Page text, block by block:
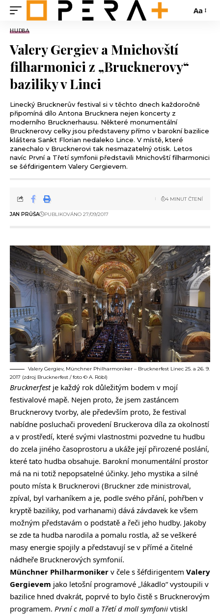
Aa
HUDBA
Valery Gergiev a Mnichovští
filharmonici z „Brucknerovy“
baziliky v Linci
Linecký Brucknerův festival si v těchto dnech každoročně
připomíná dílo Antona Brucknera nejen koncerty z
moderního Brucknerhausu. Některé monumentální
Brucknerovy celky jsou představeny přímo v barokní bazilice
kláštera Sankt Florian nedaleko Lince. V místě, které
zanechalo v Brucknerovi tak nesmazatelný otisk. Letos
navíc První a Třetí symfonii představili Mnichovští filharmonici
se šéfdirigentem Valery Gergievem.
JAN PRŮŠA PUBLIKOVÁNO 27/09/2017
4 MINUT ČTENÍ
Valery Gergiev, Münchner Philharmoniker – Brucknerfest Linec 25. a 26. 9.
2017 (zdroj Brucknerfest / foto © A. Röbl)
Brucknerfest je každý rok důležitým bodem v mojí
festivalové mapě. Nejen proto, že jsem zastáncem
Brucknerovy tvorby, ale především proto, že festival
nabídne posluchači provedení Bruckerova díla za okolností
a v prostředí, které svými vlastnostmi pozvedne tu hudbu
do zcela jiného časoprostoru a ukáže její přirozené poslání,
které tato hudba obsahuje. Barokní monumentální prostor
má na ni totiž nepopsatelné účinky. Jeho mystika a silné
pouto místa k Brucknerovi (Bruckner zde ministroval,
zpíval, byl varhaníkem a je, podle svého přání, pohřben v
kryptě baziliky, pod varhanami) dává závdavek ke všem
možným představám o podstatě a řeči jeho hudby. Jakoby
se zde ta hudba narodila a pomalu rostla, až se veškeré
masy energie spojily a představují se v přímé a čitelné
nádheře Brucknerových symfonií.
Münchner Philharmoniker v čele s šéfdirigentem Valery
Gergievem jako letošní programové „lákadlo“ vystoupili v
bazilice hned dvakrát, poprvé to bylo čistě s Brucknerovým
programem. První c moll a Třetí d moll symfonii vtiskl